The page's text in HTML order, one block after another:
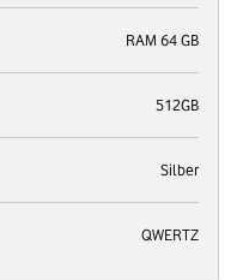
RAM 64 GB
512GB
Silber
QWERTZ